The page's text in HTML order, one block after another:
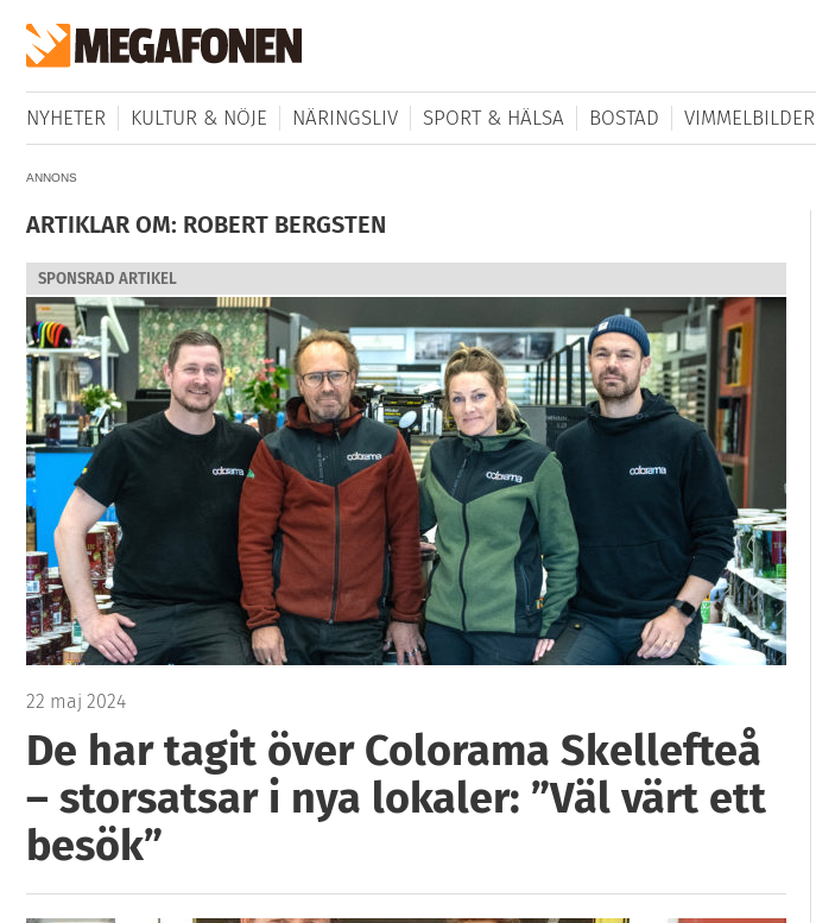
NYHETER KULTUR & NÖJE NÄRINGSLIV SPORT & HÄLSA BOSTAD VIMMELBILDER
ANNONS
ARTIKLAR OM: ROBERT BERGSTEN
SPONSRAD ARTIKEL
22 maj 2024
De har tagit över Colorama Skellefteå
– storsatsar i nya lokaler: ”Väl värt ett
besök”